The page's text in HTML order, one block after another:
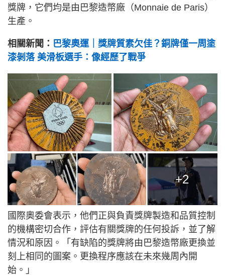
獎牌，它們均是由巴黎造幣廠（Monnaie de Paris）
生產。
相關新聞： 巴黎奧運｜獎牌質素欠佳？銅牌僅一周塗
漆剝落 美滑板選手：像經歷了戰爭
+2
國際奧委會表示，他們正與負責獎牌製造和品質控制
的機構密切合作，評估有關獎牌的任何投訴，並了解
情況和原因。「有缺陷的獎牌將由巴黎造幣廠更換並
刻上相同的圖案。更換程序應該在未來幾周內開
始。」